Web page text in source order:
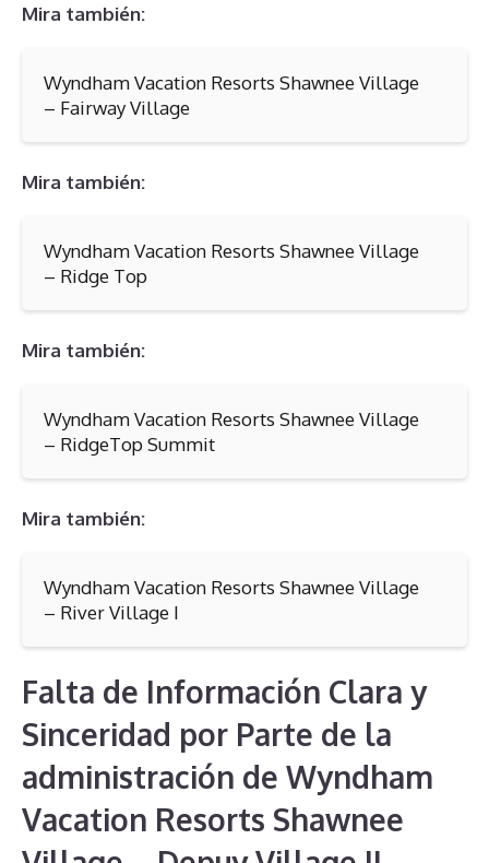
Mira también:
Wyndham Vacation Resorts Shawnee Village
– Fairway Village
Mira también:
Wyndham Vacation Resorts Shawnee Village
– Ridge Top
Mira también:
Wyndham Vacation Resorts Shawnee Village
– RidgeTop Summit
Mira también:
Wyndham Vacation Resorts Shawnee Village
– River Village I
Falta de Información Clara y
Sinceridad por Parte de la
administración de Wyndham
Vacation Resorts Shawnee